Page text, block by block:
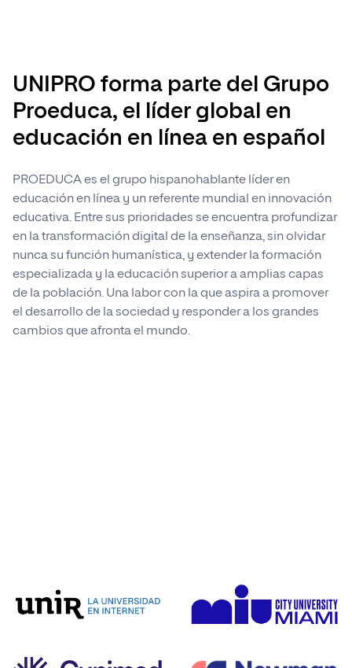
curso para un óptimo aprovechamiento.
Una vez que hayas obtenido al menos 5
puntos de 10 en la calificación final, se te
curso mediante un cuestionario.
Después, realiza el test del Tema en la
sección Test de evaluación. Los test se
irán abriendo de manera secuencial, es
decir, a medida que los vayas haciendo.
funcionamiento de los test consulta la
información sobre la evaluación
disponible más adelante en esta guía.
Procede de la misma manera con el
resto de temas hasta llegar al último.
por finalizar el curso con éxito!
UNIPRO forma parte del Grupo
Proeduca, el líder global en
educación en línea en español
PROEDUCA es el grupo hispanohablante líder en
educación en línea y un referente mundial en innovación
educativa. Entre sus prioridades se encuentra profundizar
en la transformación digital de la enseñanza, sin olvidar
nunca su función humanística, y extender la formación
especializada y la educación superior a amplias capas
de la población. Una labor con la que aspira a promover
el desarrollo de la sociedad y responder a los grandes
cambios que afronta el mundo.